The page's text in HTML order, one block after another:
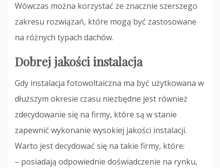
Wówczas można korzystać ze znacznie szerszego
zakresu rozwiązań, które mogą być zastosowane
na różnych typach dachów.
Dobrej jakości instalacja
Gdy instalacja fotowoltaiczna ma być użytkowana w
dłuższym okresie czasu niezbędne jest również
zdecydowanie się na firmy, które są w stanie
zapewnić wykonanie wysokiej jakości instalacji.
Warto jest decydować się na takie firmy, które:
– posiadają odpowiednie doświadczenie na rynku,